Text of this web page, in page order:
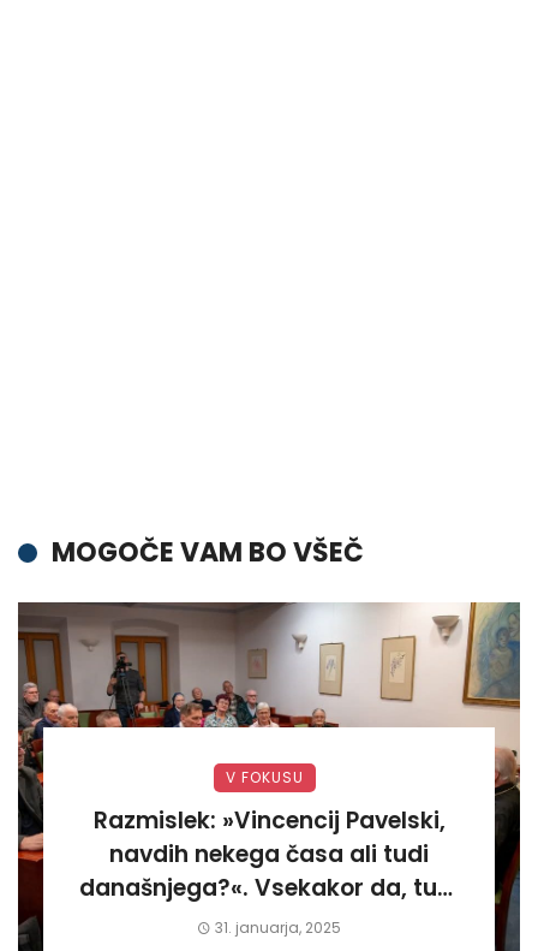
MOGOČE VAM BO VŠEČ
V FOKUSU
Razmislek: »Vincencij Pavelski,
navdih nekega časa ali tudi
današnjega?«. Vsekakor da, tudi
današnjega«
31. januarja, 2025